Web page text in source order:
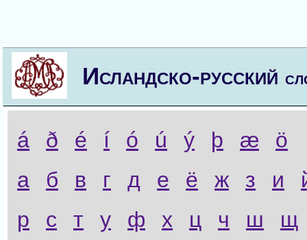
Исландско-русский
á ð é í ó ú ý þ æ
ö
а
б в г д е ё ж з и
р
с т у ф х ц ч ш щ